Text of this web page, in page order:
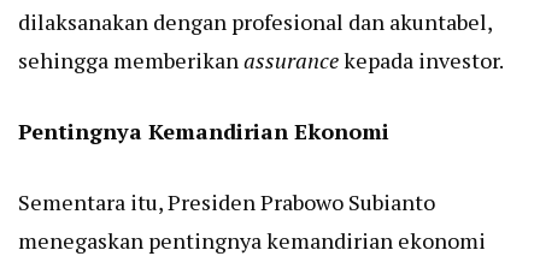
dilaksanakan dengan profesional dan akuntabel,
sehingga memberikanassurancekepada investor.
Pentingnya Kemandirian Ekonomi
Sementara itu, Presiden Prabowo Subianto
menegaskan pentingnya kemandirian ekonomi